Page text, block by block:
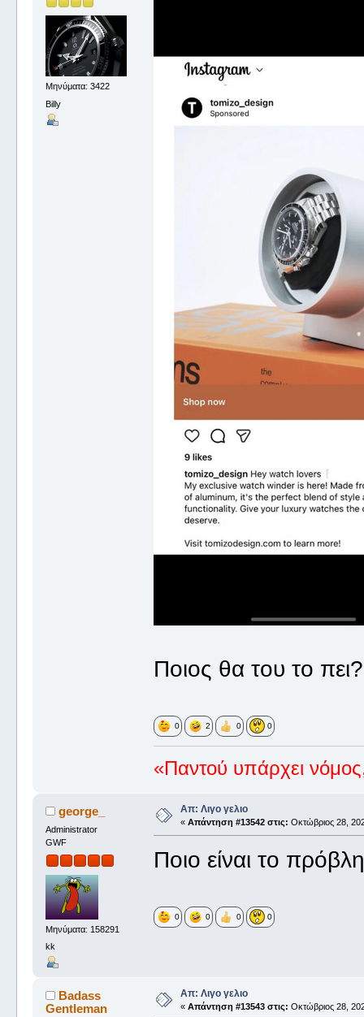
Μηνύματα: 3422
Billy
Ποιος θα του το πει?
0 2 0 0
«Παντού υπάρχει
george_
Administrator
GWF
Μηνύματα: 158291
kk
Απ: Λιγο γελιο
« Απάντηση #13542 στις: Οκτώβριος 28,
Ποιο είναι το
0 0 0 0
Badass
Gentleman
Απ: Λιγο γελιο
« Απάντηση #13543 στις: Οκτώβριος 28,